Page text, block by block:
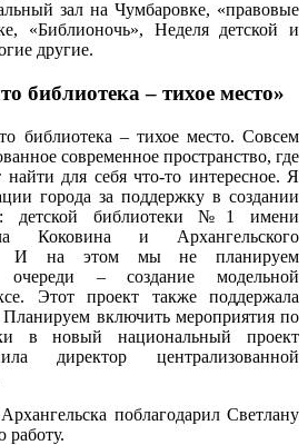
зал на Чумбаровке, «правовые
«Библионочь», Неделя детской и
другие.
библиотека – тихое место»
библиотека – тихое место. Совсем
современное пространство, где
для себя что-то интересное. Я
города за поддержку в создании
детской библиотеки №1 имени
Коковина и Архангельского
И на этом мы не планируем
очереди – создание модельной
Этот проект также поддержала
Планируем включить мероприятия по
в новый национальный проект
директор централизованной
поблагодарил Светлану
работу.